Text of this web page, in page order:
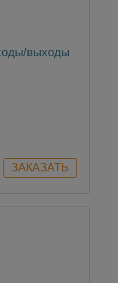
выходы